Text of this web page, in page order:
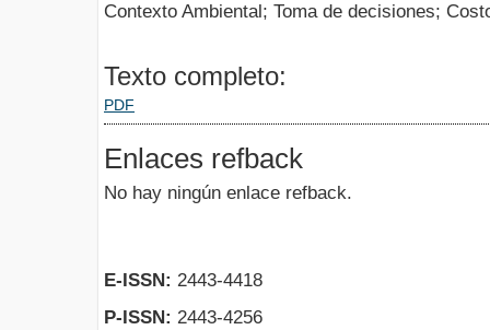
Contexto Ambiental; Toma de decisiones;
Texto completo:
PDF
Enlaces refback
No hay ningún enlace refback.
E-ISSN: 2443-4418
P-ISSN: 2443-4256